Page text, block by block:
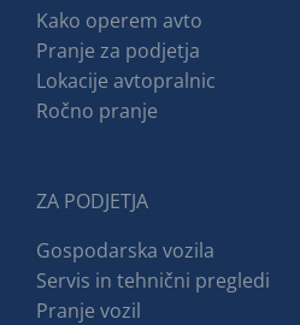
Kako operem avto
Pranje za podjetja
Lokacije avtopralnic
Ročno pranje
ZA PODJETJA
Gospodarska vozila
Servis in tehnični pregledi
Pranje vozil